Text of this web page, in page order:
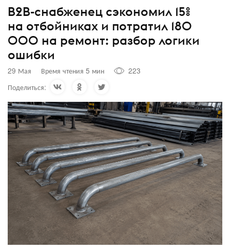
B2B-снабженец сэкономил 15%
на отбойниках и потратил 180
000 на ремонт: разбор логики
ошибки
29 Мая Время чтения 5 мин
223
Поделиться: